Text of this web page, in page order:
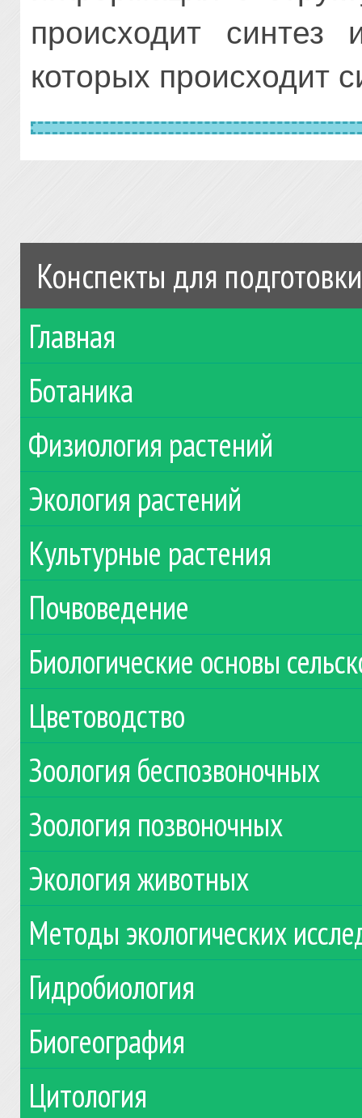
происходит
которых происходит
Конспекты для
Главная
Ботаника
Физиология растений
Экология растений
Культурные растения
Почвоведение
Биологические основы
Цветоводство
Зоология беспозвоночных
Зоология позвоночных
Экология животных
Методы экологических
Гидробиология
Биогеография
Цитология